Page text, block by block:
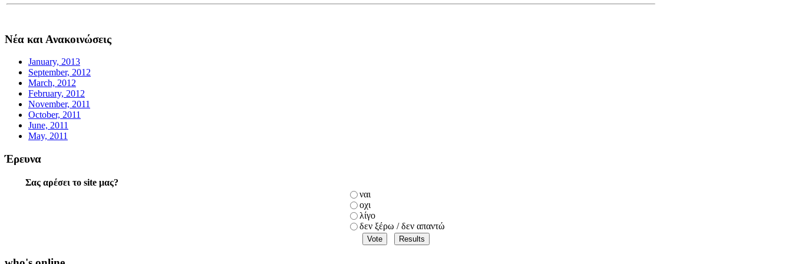
Νέα και Ανακοινώσεις
January, 2013
September, 2012
March, 2012
February, 2012
November, 2011
October, 2011
June, 2011
May, 2011
Έρευνα
Σας αρέσει το site μας?
ναι
οχι
λίγο
δεν ξέρω / δεν απαντώ